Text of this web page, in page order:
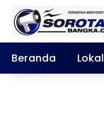
Langsung
konten
Beranda
Lokal